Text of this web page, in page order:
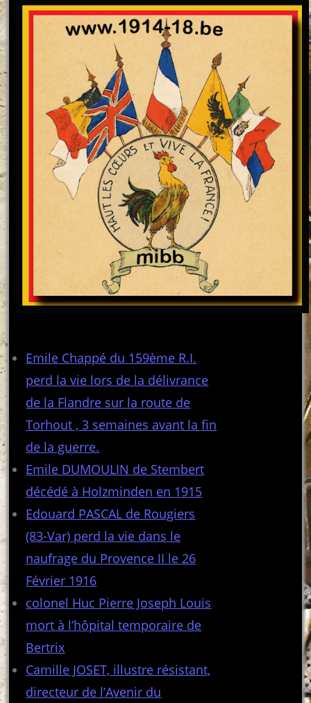
Emile Chappé du 159ème R.I.
perd la vie lors de la délivrance
de la Flandre sur la route de
Torhout , 3 semaines avant la fin
de la guerre.
Emile DUMOULIN de Stembert
décédé à Holzminden en 1915
Edouard PASCAL de Rougiers
(83-Var) perd la vie dans le
naufrage du Provence II le 26
Février 1916
colonel Huc Pierre Joseph Louis
mort à l’hôpital temporaire de
Bertrix
Camille JOSET, illustre résistant,
directeur de l’Avenir du